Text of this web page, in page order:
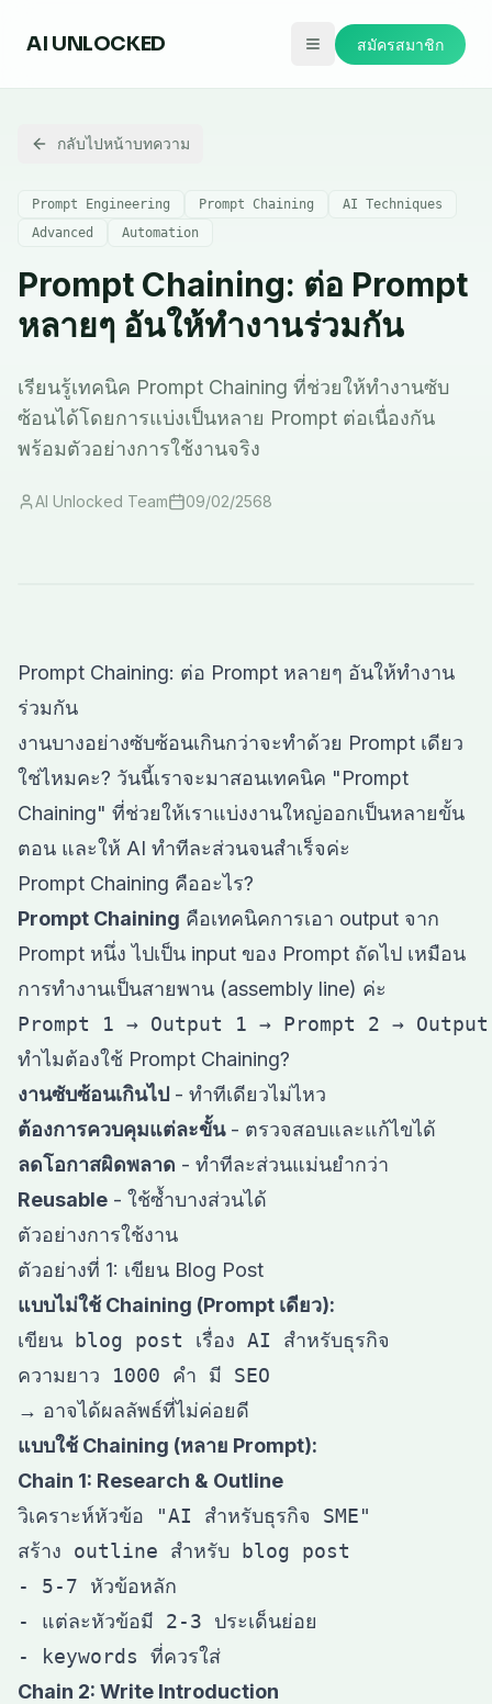
AI UNLOCKED สมัครสมาชิก
กลับไปหน้าบทความ
Prompt Engineering Prompt Chaining
AI Techniques
Advanced
Automation
Prompt Chaining: ต่อ Prompt
หลายๆ อันให้ทำงานร่วมกัน
เรียนรู้เทคนิค Prompt Chaining ที่ช่วยให้ทำงานซับ
ซ้อนได้โดยการแบ่งเป็นหลาย Prompt ต่อเนื่องกัน
พร้อมตัวอย่างการใช้งานจริง
AI Unlocked Team 09/02/2568
Prompt Chaining: ต่อ Prompt หลายๆ อันให้ทำงาน
ร่วมกัน
งานบางอย่างซับซ้อนเกินกว่าจะทำด้วย Prompt เดียว
ใช่ไหมคะ? วันนี้เราจะมาสอนเทคนิค "Prompt
Chaining" ที่ช่วยให้เราแบ่งงานใหญ่ออกเป็นหลายขั้น
ตอน และให้ AI ทำทีละส่วนจนสำเร็จค่ะ
Prompt Chaining คืออะไร?
Prompt Chaining คือเทคนิคการเอา output จาก
Prompt หนึ่ง ไปเป็น input ของ Prompt ถัดไป เหมือน
การทำงานเป็นสายพาน (assembly line) ค่ะ
ทำไมต้องใช้ Prompt Chaining?
งานซับซ้อนเกินไป - ทำทีเดียวไม่ไหว
ต้องการควบคุมแต่ละขั้น- ตรวจสอบและแก้ไขได้
ลดโอกาสผิดพลาด - ทำทีละส่วนแม่นยำกว่า
Reusable - ใช้ซ้ำบางส่วนได้
ตัวอย่างการใช้งาน
ตัวอย่างที่ 1: เขียน Blog Post
แบบไม่ใช้ Chaining (Prompt เดียว):
เขียน blog post เรื่อง AI สำหรับธุรกิจ
→ อาจได้ผลลัพธ์ที่ไม่ค่อยดี
แบบใช้ Chaining (หลาย Prompt):
Chain 1: Research & Outline
วิเคราะห์หัวข้อ "AI สำหรับธุรกิจ SME"
สร้าง outline สำหรับ blog post
- 5-7 หัวข้อหลัก
- แต่ละหัวข้อมี 2-3 ประเด็นย่อย
Chain 2: Write Introduction